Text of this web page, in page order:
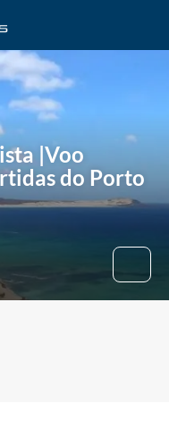
|Voo
do Porto